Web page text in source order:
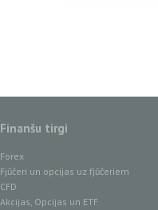
Finanšu tirgi
Forex
Fjūčeri un opcijas uz fjūčeriem
CFD
Akcijas, Opcijas un ETF